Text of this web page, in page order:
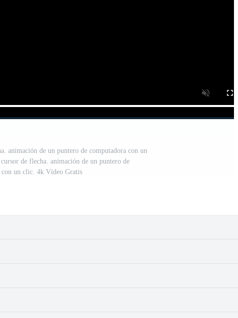
animación de un puntero de computadora con un
de flecha. animación de un puntero de
con un clic. 4k Vídeo Gratis